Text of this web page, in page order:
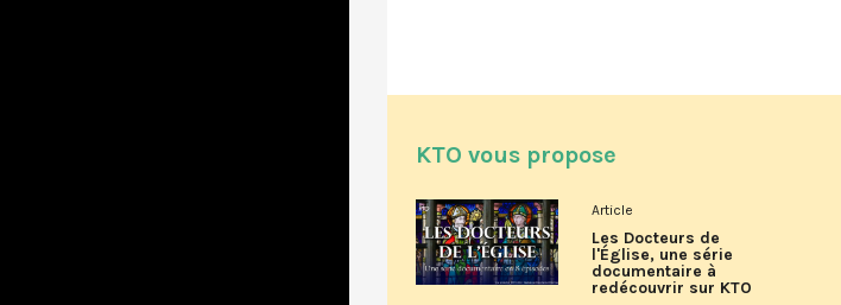
KTO vous propose
Article
Les Docteurs de
l'Église, une série
documentaire à
redécouvrir sur KTO